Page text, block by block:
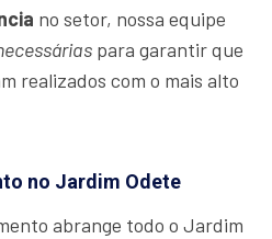
no setor, nossa equipe
para garantir que
realizados com o mais alto
no Jardim Odete
abrange todo o Jardim